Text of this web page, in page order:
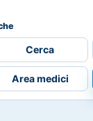
Cerca
Area medici